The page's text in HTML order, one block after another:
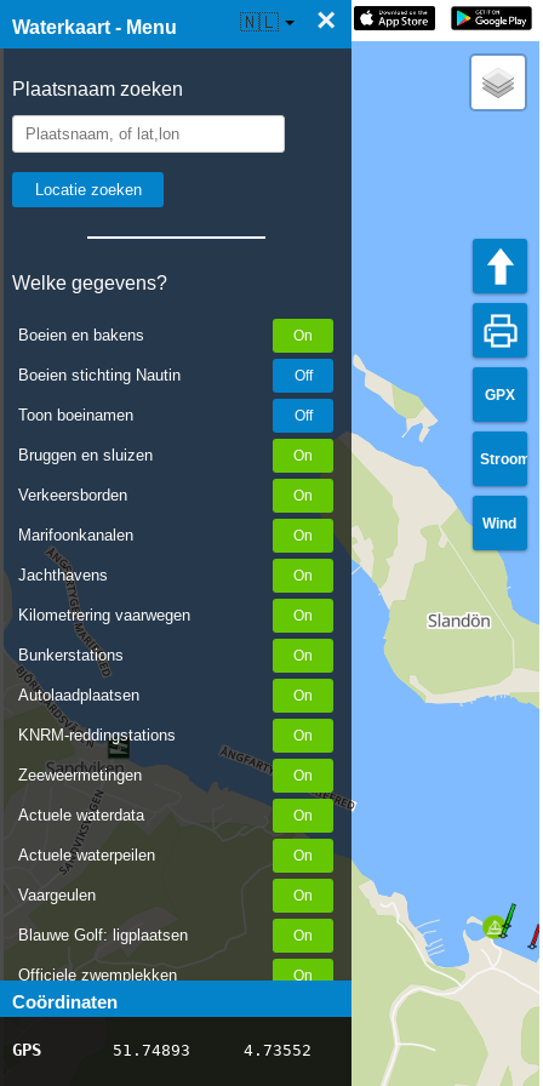
Waterkaart - Menu ×
Plaatsnaam zoeken
Welke gegevens?
Boeien en bakens
Boeien stichting Nautin
Toon boeinamen
Bruggen en sluizen
Verkeersborden
Marifoonkanalen
Jachthavens
Kilometrering vaarwegen
Bunkerstations
Autolaadplaatsen
KNRM-reddingstations
Zeeweermetingen
Actuele waterdata
Actuele waterpeilen
Vaargeulen
Blauwe Golf: ligplaatsen
Officiele zwemplekken
Stremmingen/hinder
AIS scheepsposities
Coördinaten
GPS 51.74893 4.73552
☰ Waterkaart Live 🇳🇱
GPX
Stroom
Wind